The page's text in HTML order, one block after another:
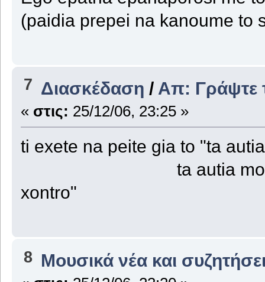
(paidia prepei na kanoume to
7 Διασκέδαση / Απ: Γράψτε
« στις: 25/12/06, 23:25 »
ti exete na peite gia to "ta
ta autia mou kounao
xontro"
8 Μουσικά νέα και